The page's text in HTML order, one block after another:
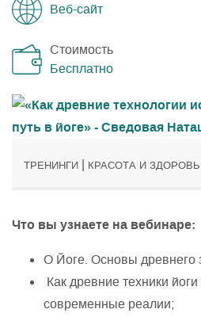
Веб-сайт
Стоимость
Бесплатно
ТРЕНИНГИ | КРАСОТА И
Что вы узнаете на вебинаре:
О Йоге. Основы древнего
Как древние техники
современные реалии;